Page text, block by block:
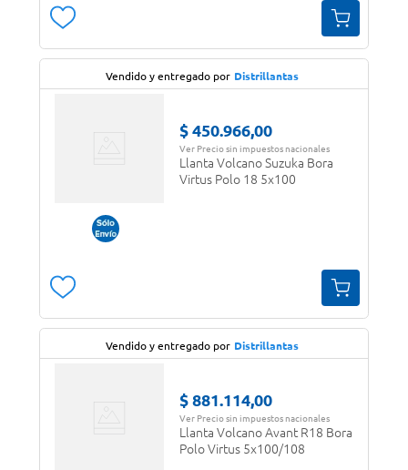
Vendido y entregado por Distrillantas
$ 450.966,00
Ver Precio sin impuestos nacionales
Llanta Volcano Suzuka Bora
Virtus Polo 18 5x100
Vendido y entregado por Distrillantas
$ 881.114,00
Ver Precio sin impuestos nacionales
Llanta Volcano Avant R18 Bora
Polo Virtus 5x100/108